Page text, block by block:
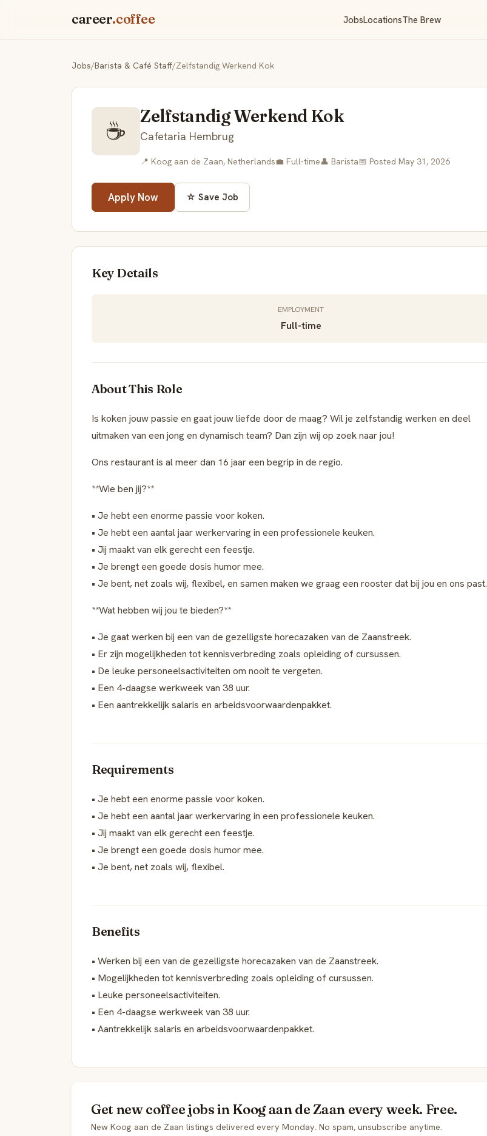
career.coffee JobsLocationsThe Brew
Jobs/Barista & Café Staff/Zelfstandig Werkend Kok
☕ Zelfstandig Werkend Kok
Cafetaria Hembrug
📍 Koog aan de Zaan, Netherlands💼 Full-time👤 Barista📅 Posted May 31, 2026
Apply Now ☆ Save Job
Key Details
EMPLOYMENT
Full-time
About This Role
Is koken jouw passie en gaat jouw liefde door de maag? Wil je zelfstandig werken en deel
uitmaken van een jong en dynamisch team? Dan zijn wij op zoek naar jou!
Ons restaurant is al meer dan 16 jaar een begrip in de regio.
**Wie ben jij?**
• Je hebt een enorme passie voor koken.
• Je hebt een aantal jaar werkervaring in een professionele keuken.
• Jij maakt van elk gerecht een feestje.
• Je brengt een goede dosis humor mee.
• Je bent, net zoals wij, flexibel, en samen maken we graag een rooster dat bij jou en ons past.
**Wat hebben wij jou te bieden?**
• Je gaat werken bij een van de gezelligste horecazaken van de Zaanstreek.
• Er zijn mogelijkheden tot kennisverbreding zoals opleiding of cursussen.
• De leuke personeelsactiviteiten om nooit te vergeten.
• Een 4-daagse werkweek van 38 uur.
• Een aantrekkelijk salaris en arbeidsvoorwaardenpakket.
Requirements
• Je hebt een enorme passie voor koken.
• Je hebt een aantal jaar werkervaring in een professionele keuken.
• Jij maakt van elk gerecht een feestje.
• Je brengt een goede dosis humor mee.
• Je bent, net zoals wij, flexibel.
Benefits
• Werken bij een van de gezelligste horecazaken van de Zaanstreek.
• Mogelijkheden tot kennisverbreding zoals opleiding of cursussen.
• Leuke personeelsactiviteiten.
• Een 4-daagse werkweek van 38 uur.
• Aantrekkelijk salaris en arbeidsvoorwaardenpakket.
Get new coffee jobs in Koog aan de Zaan every week. Free.
New Koog aan de Zaan listings delivered every Monday. No spam, unsubscribe anytime.